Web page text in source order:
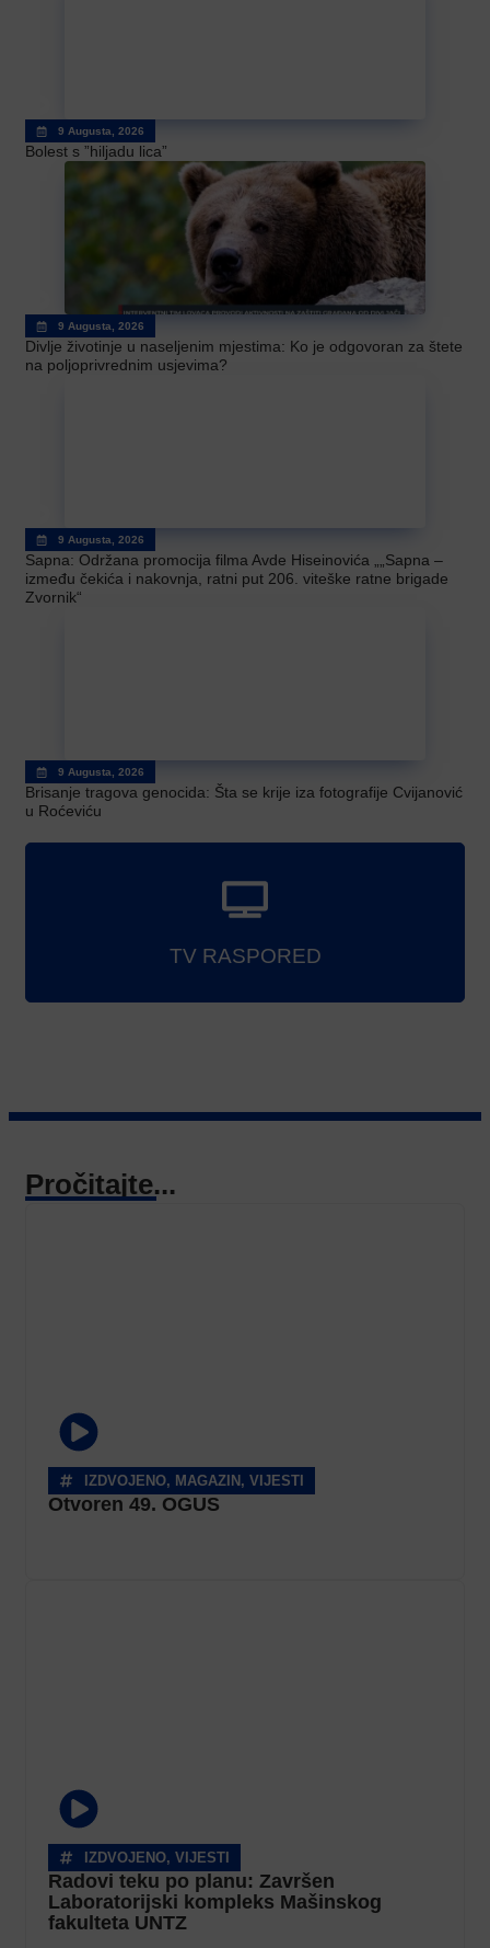
9 Augusta, 2026
Bolest s ”hiljadu lica”
9 Augusta, 2026
Divlje životinje u naseljenim mjestima: Ko je odgovoran za štete
na poljoprivrednim usjevima?
9 Augusta, 2026
Sapna: Održana promocija filma Avde Hiseinovića „„Sapna –
između čekića i nakovnja, ratni put 206. viteške ratne brigade
Zvornik“
9 Augusta, 2026
Brisanje tragova genocida: Šta se krije iza fotografije Cvijanović
u Roćeviću
TV RASPORED
Pročitajte...
IZDVOJENO, MAGAZIN , VIJESTI
Otvoren 49. OGUS
IZDVOJENO, VIJESTI
Radovi teku po planu: Završen
Laboratorijski kompleks Mašinskog
fakulteta UNTZ